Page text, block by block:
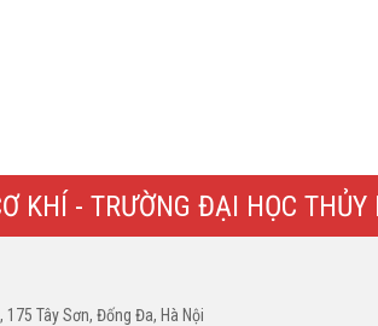
CƠ KHÍ - TRƯỜNG ĐẠI HỌC
Tây Sơn, Đống Đa, Hà Nội